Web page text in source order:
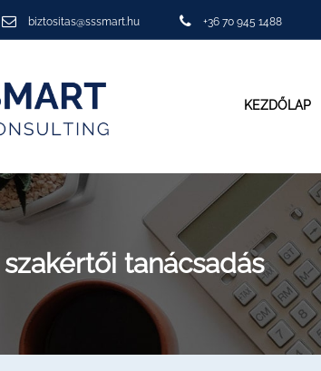
biztositas@sssmart.hu +36 70 945 1488
KEZDŐLAP
szakértői tanácsadás